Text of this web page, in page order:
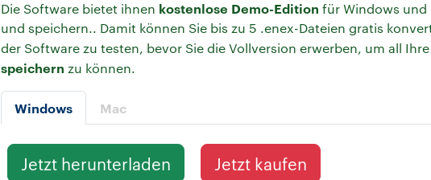
Die Software bietet ihnen kostenlose Demo-Edition für Windows und
und speichern.. Damit können Sie bis zu 5 .enex-Dateien gratis
der Software zu testen, bevor Sie die Vollversion erwerben, um all Ihre
speichern zu können.
Windows Mac
Jetzt herunterladen Jetzt kaufen